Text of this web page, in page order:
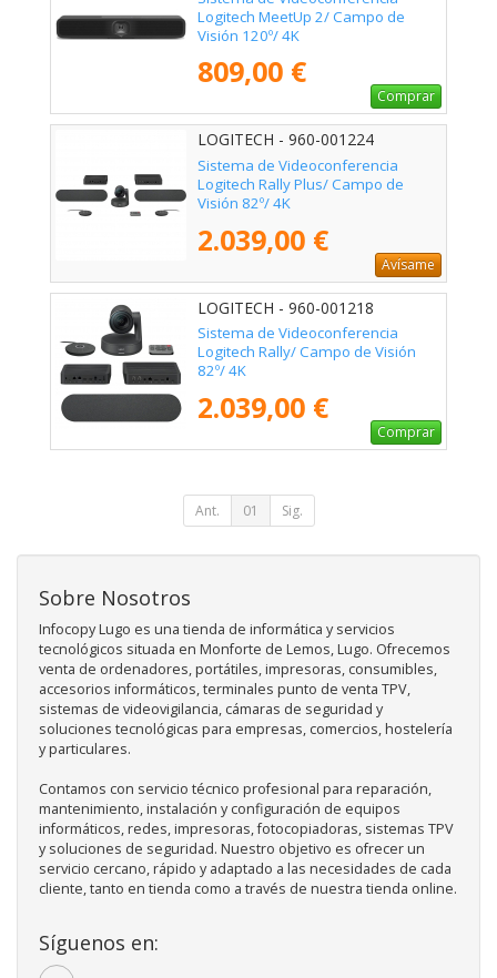
Logitech MeetUp 2/ Campo de
Visión 120º/ 4K
809,00 €
Comprar
LOGITECH - 960-001224
Sistema de Videoconferencia
Logitech Rally Plus/ Campo de
Visión 82º/ 4K
2.039,00 €
Avísame
LOGITECH - 960-001218
Sistema de Videoconferencia
Logitech Rally/ Campo de Visión
82º/ 4K
2.039,00 €
Comprar
Ant. 01 Sig.
Sobre Nosotros
Infocopy Lugo es una tienda de informática y servicios
tecnológicos situada en Monforte de Lemos, Lugo. Ofrecemos
venta de ordenadores, portátiles, impresoras, consumibles,
accesorios informáticos, terminales punto de venta TPV,
sistemas de videovigilancia, cámaras de seguridad y
soluciones tecnológicas para empresas, comercios, hostelería
y particulares.
Contamos con servicio técnico profesional para reparación,
mantenimiento, instalación y configuración de equipos
informáticos, redes, impresoras, fotocopiadoras, sistemas TPV
y soluciones de seguridad. Nuestro objetivo es ofrecer un
servicio cercano, rápido y adaptado a las necesidades de cada
cliente, tanto en tienda como a través de nuestra tienda online.
Síguenos en: